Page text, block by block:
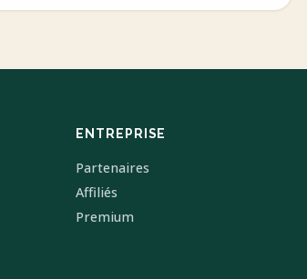
ENTREPRISE
Partenaires
Affiliés
Premium